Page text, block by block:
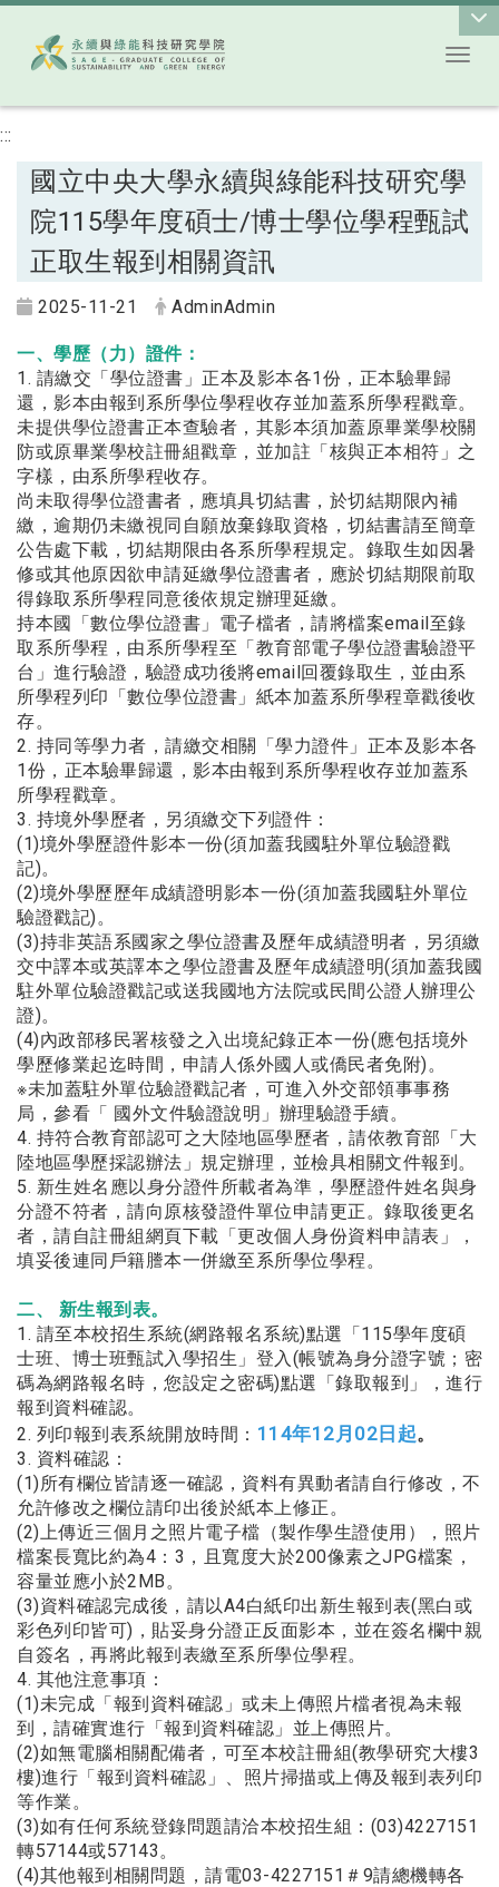
跳到主要內容
:::
國立中央大學永續與綠能科技研究學
院115學年度碩士/博士學位學程甄試
正取生報到相關資訊
2025-11-21 AdminAdmin
一、學歷（力）證件：
1. 請繳交「學位證書」正本及影本各1份，正本驗畢歸
還，影本由報到系所學位學程收存並加蓋系所學程戳章。
未提供學位證書正本查驗者，其影本須加蓋原畢業學校關
防或原畢業學校註冊組戳章，並加註「核與正本相符」之
字樣，由系所學程收存。
尚未取得學位證書者，應填具切結書，於切結期限內補
繳，逾期仍未繳視同⾃願放棄錄取資格，切結書請⾄簡章
公告處下載，切結期限由各系所學程規定。錄取⽣如因暑
修或其他原因欲申請延繳學位證書者，應於切結期限前取
得錄取系所學程同意後依規定辦理延繳。
持本國「數位學位證書」電⼦檔者，請將檔案email⾄錄
取系所學程，由系所學程⾄「教育部電⼦學位證書驗證平
台」進⾏驗證，驗證成功後將email回覆錄取⽣，並由系
所學程列印「數位學位證書」紙本加蓋系所學程章戳後收
存。
2. 持同等學⼒者，請繳交相關「學⼒證件」正本及影本各
1份，正本驗畢歸還，影本由報到系所學程收存並加蓋系
所學程戳章。
3. 持境外學歷者，另須繳交下列證件：
(1)境外學歷證件影本⼀份(須加蓋我國駐外單位驗證戳
記)。
(2)境外學歷歷年成績證明影本⼀份(須加蓋我國駐外單位
驗證戳記)。
(3)持⾮英語系國家之學位證書及歷年成績證明者，另須繳
交中譯本或英譯本之學位證書及歷年成績證明(須加蓋我國
駐外單位驗證戳記或送我國地⽅法院或⺠間公證⼈辦理公
證)。
(4)內政部移⺠署核發之⼊出境紀錄正本⼀份(應包括境外
學歷修業起迄時間，申請⼈係外國⼈或僑⺠者免附)。
※未加蓋駐外單位驗證戳記者，可進⼊外交部領事事務
局，參看「 國外⽂件驗證說明」辦理驗證⼿續。
4. 持符合教育部認可之⼤陸地區學歷者，請依教育部「⼤
陸地區學歷採認辦法」規定辦理，並檢具相關⽂件報到。
5. 新⽣姓名應以⾝分證件所載者為準，學歷證件姓名與⾝
分證不符者，請向原核發證件單位申請更正。錄取後更名
者，請⾃註冊組網⾴下載「更改個⼈⾝份資料申請表」，
填妥後連同⼾籍謄本⼀併繳⾄系所學位學程。
二、 新生報到表。
1. 請⾄本校招⽣系統(網路報名系統)點選「115學年度碩
⼠班、博⼠班甄試⼊學招⽣」登⼊(帳號為⾝分證字號；密
碼為網路報名時，您設定之密碼)點選「錄取報到」，進⾏
報到資料確認。
2. 列印報到表系統開放時間： 114年12⽉02⽇起。
3. 資料確認：
(1)所有欄位皆請逐⼀確認，資料有異動者請⾃⾏修改，不
允許修改之欄位請印出後於紙本上修正。
(2)上傳近三個⽉之照⽚電⼦檔（製作學⽣證使⽤），照⽚
檔案⻑寬⽐約為4：3，且寬度⼤於200像素之JPG檔案，
容量並應⼩於2MB。
(3)資料確認完成後，請以A4⽩紙印出新⽣報到表(⿊⽩或
彩⾊列印皆可)，貼妥⾝分證正反⾯影本，並在簽名欄中親
⾃簽名，再將此報到表繳⾄系所學位學程。
4. 其他注意事項：
(1)未完成「報到資料確認」或未上傳照⽚檔者視為未報
到，請確實進⾏「報到資料確認」並上傳照⽚。
(2)如無電腦相關配備者，可⾄本校註冊組(教學研究⼤樓3
樓)進⾏「報到資料確認」、照⽚掃描或上傳及報到表列印
等作業。
(3)如有任何系統登錄問題請洽本校招⽣組：(03)4227151
轉57144或57143。
(4)其他報到相關問題，請電03-4227151＃9請總機轉各